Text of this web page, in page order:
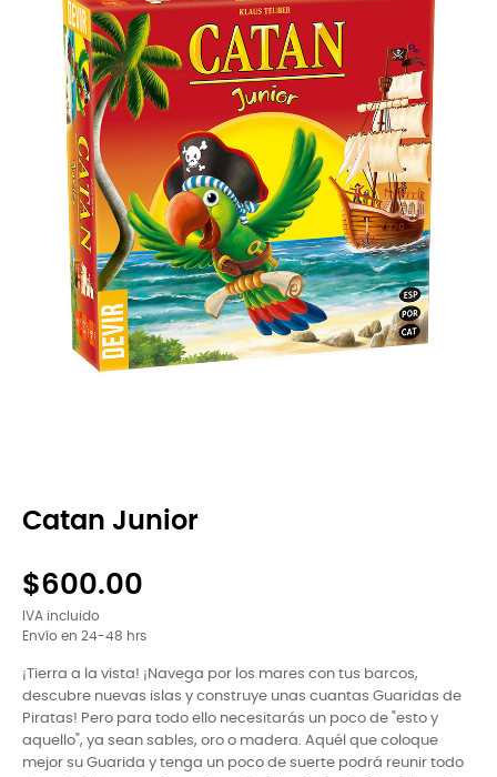
Catan Junior
$600.00
IVA incluido
Envío en 24-48 hrs
¡Tierra a la vista! ¡Navega por los mares con tus barcos,
descubre nuevas islas y construye unas cuantas Guaridas de
Piratas! Pero para todo ello necesitarás un poco de "esto y
aquello", ya sean sables, oro o madera. Aquél que coloque
mejor su Guarida y tenga un poco de suerte podrá reunir todo